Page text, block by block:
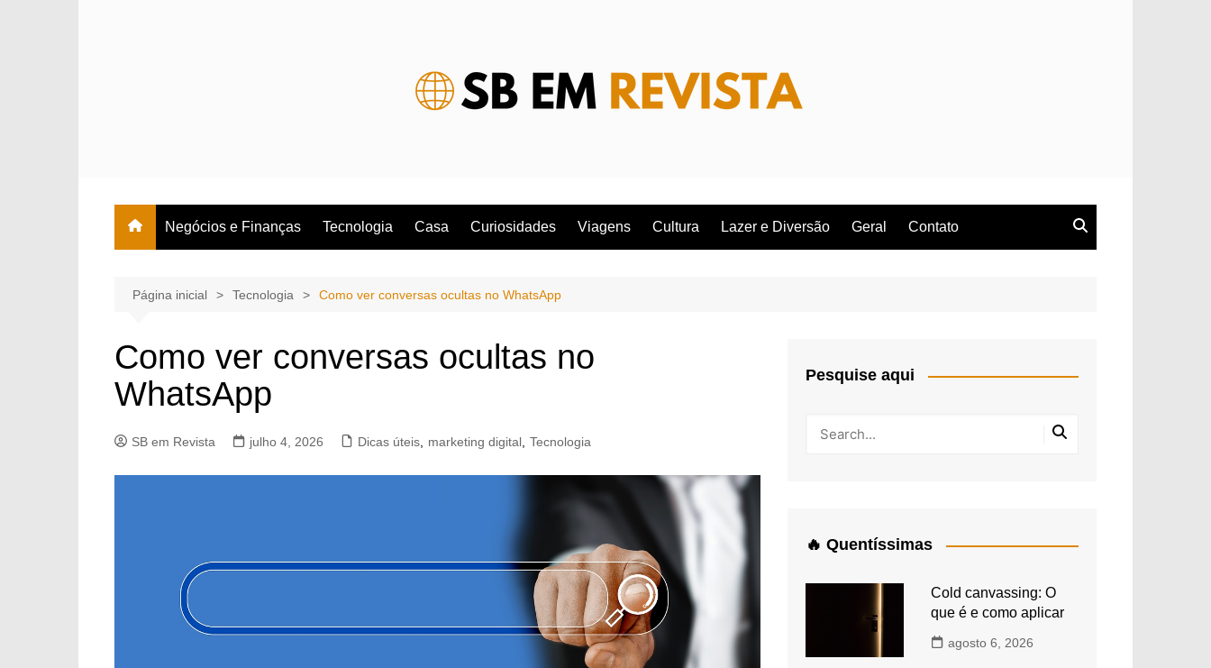
Negócios e Finanças Tecnologia Casa Curiosidades Viagens Cultura Lazer e Diversão Geral Contato
Página inicial Tecnologia Como ver conversas ocultas no WhatsApp
Como ver conversas ocultas no
WhatsApp
SB em Revista julho 4, 2026 Dicas úteis marketing digital Tecnologia
Pesquise aqui
🔥 Quentíssimas
Cold canvassing: O
que é e como aplicar
agosto 6, 2026